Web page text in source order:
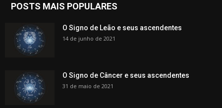
POSTS MAIS POPULARES
O Signo de Leão e seus ascendentes
14 de junho de 2021
O Signo de Câncer e seus ascendentes
31 de maio de 2021